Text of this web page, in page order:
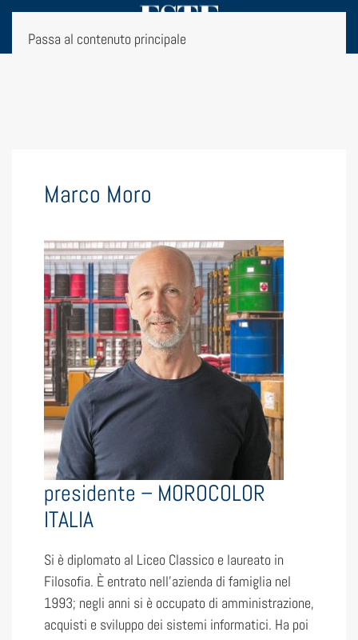
Passa al contenuto principale
Marco Moro
presidente – MOROCOLOR
ITALIA
Si è diplomato al Liceo Classico e laureato in
Filosofia. È entrato nell’azienda di famiglia nel
1993; negli anni si è occupato di amministrazione,
acquisti e sviluppo dei sistemi informatici. Ha poi